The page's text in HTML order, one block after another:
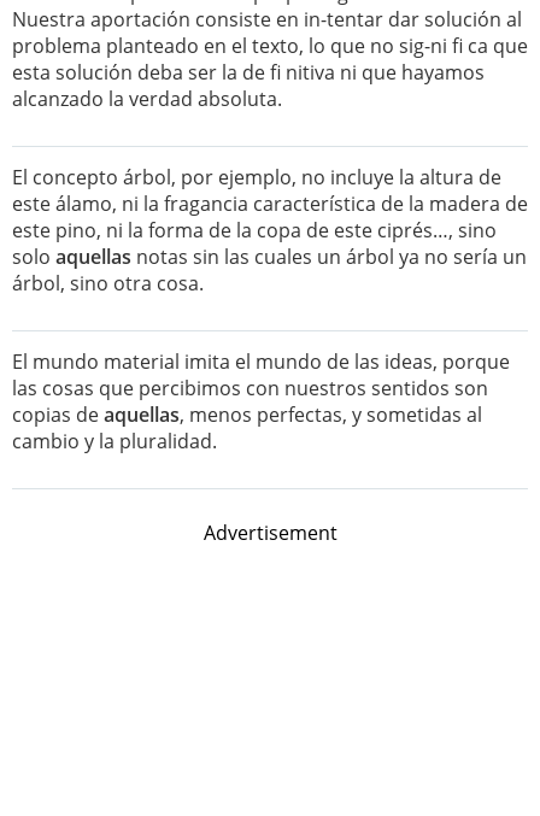
Nuestra aportación consiste en in-tentar dar solución al
problema planteado en el texto, lo que no sig-ni fi ca que
esta solución deba ser la de fi nitiva ni que hayamos
alcanzado la verdad absoluta.
El concepto árbol, por ejemplo, no incluye la altura de
este álamo, ni la fragancia característica de la madera de
este pino, ni la forma de la copa de este ciprés…, sino
solo aquellas notas sin las cuales un árbol ya no sería un
árbol, sino otra cosa.
El mundo material imita el mundo de las ideas, porque
las cosas que percibimos con nuestros sentidos son
copias deaquellas, menos perfectas, y sometidas al
cambio y la pluralidad.
Advertisement